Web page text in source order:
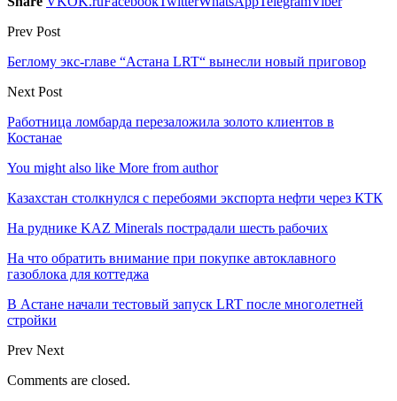
Prev Post
Беглому экс-главе “Астана LRT“ вынесли новый приговор
Next Post
Работница ломбарда перезаложила золото клиентов в
Костанае
You might also like More from author
Казахстан столкнулся с перебоями экспорта нефти через КТК
На руднике KAZ Minerals пострадали шесть рабочих
На что обратить внимание при покупке автоклавного
газоблока для коттеджа
В Астане начали тестовый запуск LRT после многолетней
стройки
Prev Next
Comments are closed.